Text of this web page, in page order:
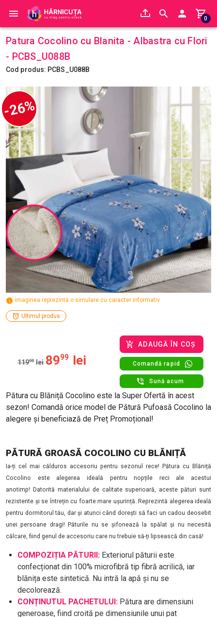
0
Patura Cocolino cu Blanita - Albastra cu Flori
- PCBS_U088B
Cod produs: PCBS_U088B
-26%
imaginea reprezintă o simulare cu caracter informativ.
Ultimul produs
11999 lei 8999 lei
ADAUGĂ ÎN COȘ
Comandă rapid
Sună acum
Pătura cu Blăniță Cocolino este la Super Ofertă în acest
sezon! Comandă orice model de Pătură Pufoasă Cocolino la
alegere și beneficiază de Preț Promoțional!
PĂTURĂ GROASĂ COCOLINO CU BLĂNIȚĂ
Ia-ți cel mai călduros accesoriu pentru sezonul rece! Pătura cu Blăniță
Cocolino este alegerea ideală pentru nopțile reci ale acestui
anotimp! Datorită materialului de calitate superioară, aceste pături sunt
rezistente și se întrețin cu foarte mare ușurință. Reprezintă alegerea ideală
pentru dormitorul tău, dar și atunci când dorești să faci un cadou deosebit
unei persoane dragi! Păturile nu se șifonează la spălat și nu necesită
călcare, fiind genul de accesoriu care nu trebuie să-ți lipsească din casă!
COMPOZIȚIA PĂTURII: Exteriorul păturii este
confecționat din 100% microfibră tip fibră acrilică, iar
blănița este sintetică. Nu intră la apă și nu se
decolorează.
CONȚINUTUL PACHETULUI: Pătura are dimensiuni
generoase, fiind croită pe dimensiunile unui pat